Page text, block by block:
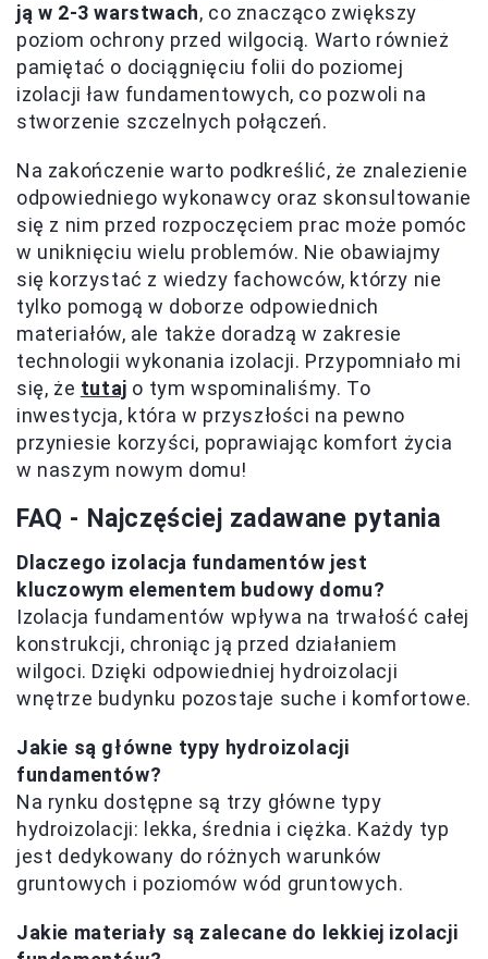
ją w 2-3 warstwach, co znacząco zwiększy
poziom ochrony przed wilgocią. Warto również
pamiętać o dociągnięciu folii do poziomej
izolacji ław fundamentowych, co pozwoli na
stworzenie szczelnych połączeń.
Na zakończenie warto podkreślić, że znalezienie
odpowiedniego wykonawcy oraz skonsultowanie
się z nim przed rozpoczęciem prac może pomóc
w uniknięciu wielu problemów. Nie obawiajmy
się korzystać z wiedzy fachowców, którzy nie
tylko pomogą w doborze odpowiednich
materiałów, ale także doradzą w zakresie
technologii wykonania izolacji. Przypomniało mi
się, że tutaj o tym wspominaliśmy. To
inwestycja, która w przyszłości na pewno
przyniesie korzyści, poprawiając komfort życia
w naszym nowym domu!
FAQ - Najczęściej zadawane pytania
Dlaczego izolacja fundamentów jest
kluczowym elementem budowy domu?
Izolacja fundamentów wpływa na trwałość całej
konstrukcji, chroniąc ją przed działaniem
wilgoci. Dzięki odpowiedniej hydroizolacji
wnętrze budynku pozostaje suche i komfortowe.
Jakie są główne typy hydroizolacji
fundamentów?
Na rynku dostępne są trzy główne typy
hydroizolacji: lekka, średnia i ciężka. Każdy typ
jest dedykowany do różnych warunków
gruntowych i poziomów wód gruntowych.
Jakie materiały są zalecane do lekkiej izolacji